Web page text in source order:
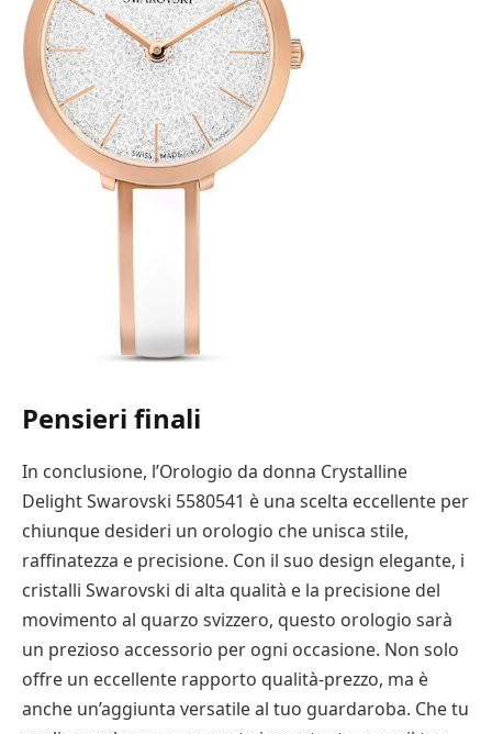
Pensieri finali
In conclusione, l’Orologio da donna Crystalline
Delight Swarovski 5580541 è una scelta eccellente per
chiunque desideri un orologio che unisca stile,
raffinatezza e precisione. Con il suo design elegante, i
cristalli Swarovski di alta qualità e la precisione del
movimento al quarzo svizzero, questo orologio sarà
un prezioso accessorio per ogni occasione. Non solo
offre un eccellente rapporto qualità-prezzo, ma è
anche un’aggiunta versatile al tuo guardaroba. Che tu